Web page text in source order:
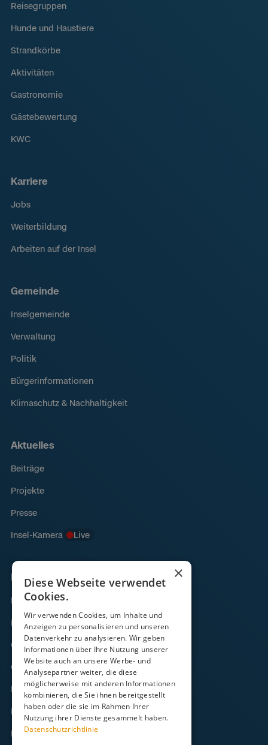
Reisegruppen
Hunde und Haustiere
Strandkörbe
Aktivitäten
Gastronomie
Gästebewertung
KWC
Karriere
Jobs
Weiterbildung
Arbeiten auf der Insel
Gemeinde
Inselgemeinde
Verwaltung
Politik
Bürgerinformationen
Klimaschutz & Nachhaltigkeit
Aktuelles
Beiträge
Projekte
Presse
Insel-Kamera Live
Links
Fähre
Frachtverkehr
Gezeitenkalender
Onlineshop
Kontakt
FAQ
Downloads
×
Diese Webseite verwendet
Cookies.
Wir verwenden Cookies, um Inhalte und
Anzeigen zu personalisieren und unseren
Datenverkehr zu analysieren. Wir geben
Informationen über Ihre Nutzung unserer
Website auch an unsere Werbe- und
Analysepartner weiter, die diese
möglicherweise mit anderen Informationen
kombinieren, die Sie ihnen bereitgestellt
haben oder die sie im Rahmen Ihrer
Nutzung ihrer Dienste gesammelt haben.
Datenschutzrichtlinie